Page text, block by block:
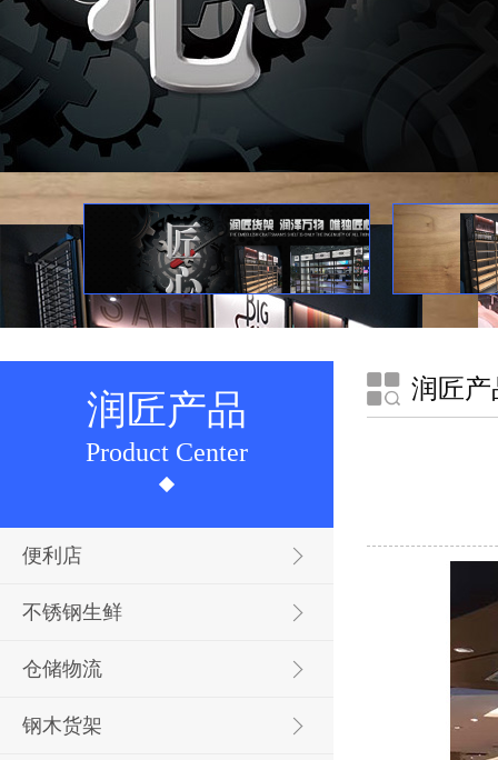
润匠产品
Product Center
便利店
不锈钢生鲜
仓储物流
钢木货架
润匠产